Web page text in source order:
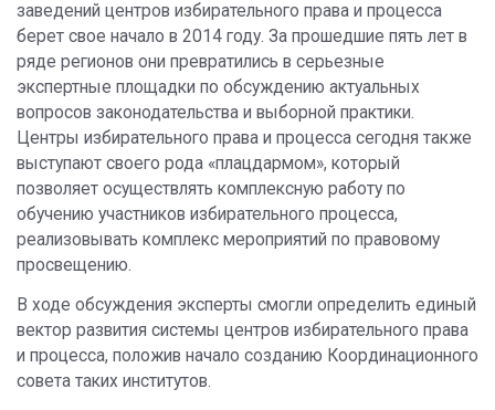
заведений центров избирательного права и процесса
берет свое начало в 2014 году. За прошедшие пять лет в
ряде регионов они превратились в серьезные
экспертные площадки по обсуждению актуальных
вопросов законодательства и выборной практики.
Центры избирательного права и процесса сегодня также
выступают своего рода «плацдармом», который
позволяет осуществлять комплексную работу по
обучению участников избирательного процесса,
реализовывать комплекс мероприятий по правовому
просвещению.
В ходе обсуждения эксперты смогли определить единый
вектор развития системы центров избирательного права
и процесса, положив начало созданию Координационного
совета таких институтов.